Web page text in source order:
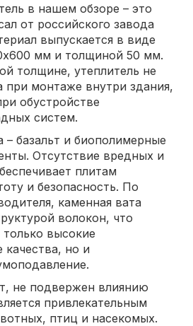
в нашем обзоре – это
от российского завода
выпускается в виде
мм и толщиной 50 мм.
толщине, утеплитель не
при монтаже внутри здания,
обустройстве
систем.
– базальт и биополимерные
Отсутствие вредных и
плитам
и безопасность. По
каменная вата
волокон, что
высокие
качества, но и
не подвержен влиянию
привлекательным
птиц и насекомых.